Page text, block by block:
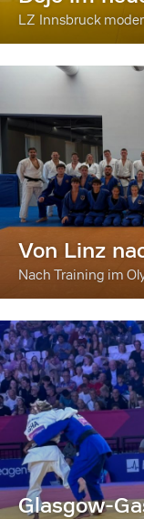
LZ Innsbruck
Von Linz
Nach Training im
Glasgow-